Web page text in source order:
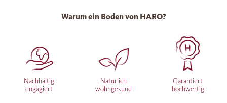
Warum ein Boden von HARO?
Nachhaltig
engagiert
Natürlich
wohngesund
Garantiert
hochwertig